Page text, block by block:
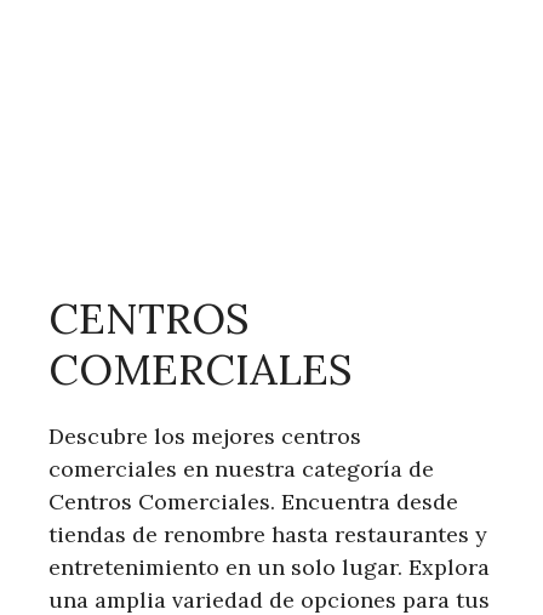
CENTROS
COMERCIALES
Descubre los mejores centros
comerciales en nuestra categoría de
Centros Comerciales. Encuentra desde
tiendas de renombre hasta restaurantes y
entretenimiento en un solo lugar. Explora
una amplia variedad de opciones para tus